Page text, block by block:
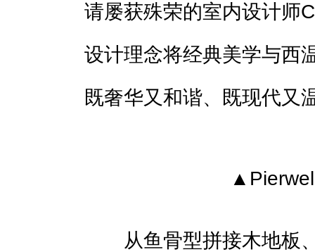
请屡获殊荣的室内设计师
设计理念将经典美学与西
既奢华又和谐、既现代又
从鱼骨型拼接木地板、